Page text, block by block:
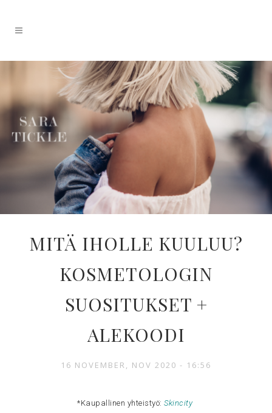
MITÄ IHOLLE KUULUU?
KOSMETOLOGIN
SUOSITUKSET +
ALEKOODI
16 NOVEMBER, NOV 2020 - 16:56
*Kaupallinen yhteistyö:Skincity